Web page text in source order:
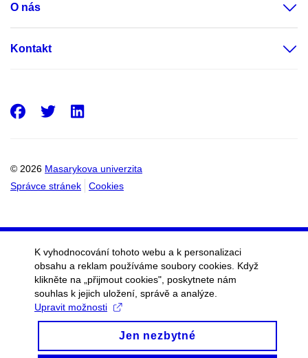
O nás
Kontakt
© 2026 Masarykova univerzita
Správce stránek
Cookies
Facebook
Twitter
K vyhodnocování tohoto webu a k personalizaci
obsahu a reklam používáme soubory cookies. Když
klikněte na „přijmout cookies", poskytnete nám
souhlas k jejich uložení, správě a analýze.
Upravit možnosti
Jen nezbytné